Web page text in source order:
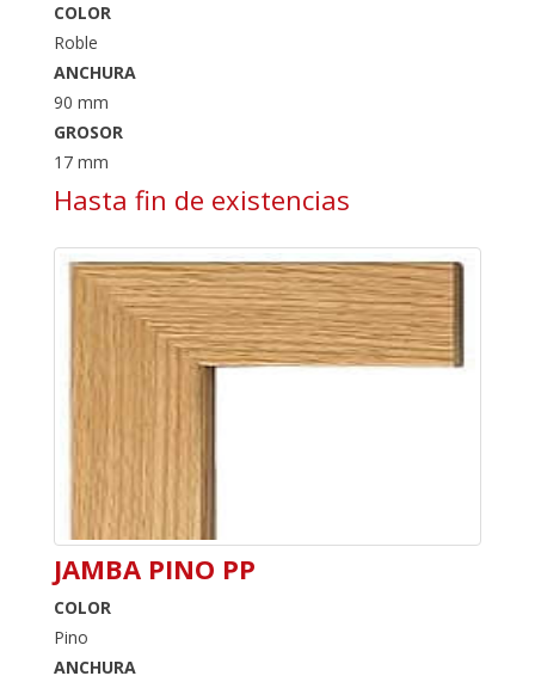
COLOR
Roble
ANCHURA
90 mm
GROSOR
17 mm
Hasta fin de existencias
JAMBA PINO PP
COLOR
Pino
ANCHURA